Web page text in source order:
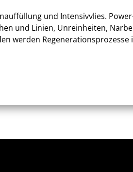
und Intensivvlies.
und Linien, Unreinheiten,
werden